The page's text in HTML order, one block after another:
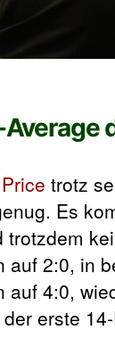
trotz
Es
2:0, in
auf 4:0,
erste